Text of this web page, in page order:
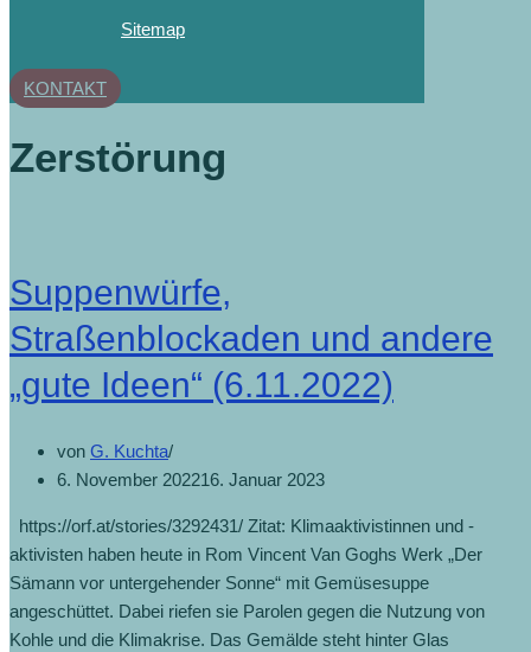
Sitemap
KONTAKT
Zerstörung
Suppenwürfe,
Straßenblockaden und andere
„gute Ideen“ (6.11.2022)
von G. Kuchta
6. November 202216. Januar 2023
https://orf.at/stories/3292431/ Zitat: Klimaaktivistinnen und -
aktivisten haben heute in Rom Vincent Van Goghs Werk „Der
Sämann vor untergehender Sonne“ mit Gemüsesuppe
angeschüttet. Dabei riefen sie Parolen gegen die Nutzung von
Kohle und die Klimakrise. Das Gemälde steht hinter Glas